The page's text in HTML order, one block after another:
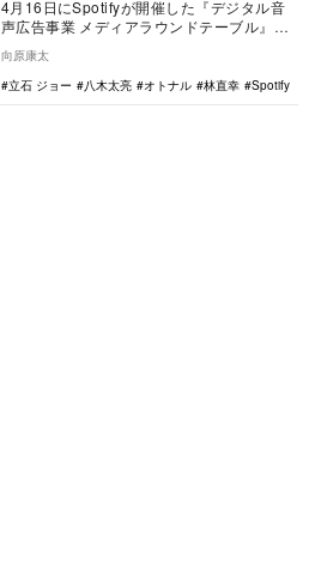
4月16日にSpotifyが開催した『デジタル音
声広告事業 メディアラウンドテーブル』
だけ…
向原康太
立石 ジョー
八木太亮 オトナル 林直幸 Spotify